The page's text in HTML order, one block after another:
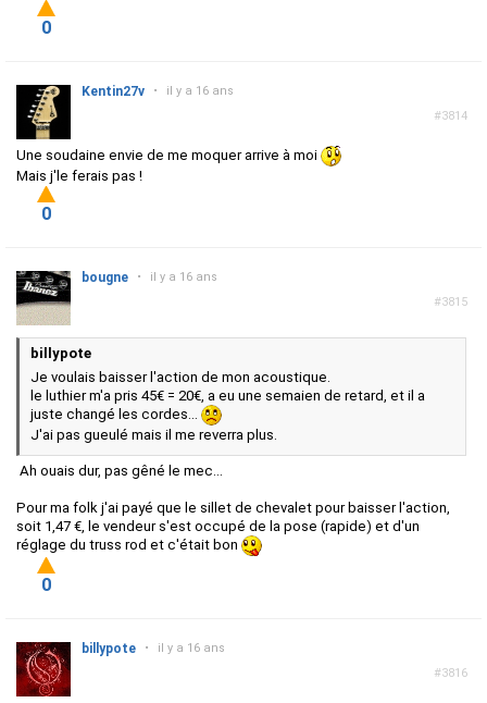
0
#3814
Kentin27v • il y a 16 ans
Une soudaine envie de me moquer arrive à moi
Mais j'le ferais pas !
0
#3815
bougne • il y a 16 ans
billypote
Je voulais baisser l'action de mon acoustique.
le luthier m'a pris 45€ = 20€, a eu une semaien de retard, et il a
juste changé les cordes...
J'ai pas gueulé mais il me reverra plus.
Ah ouais dur, pas gêné le mec...
Pour ma folk j'ai payé que le sillet de chevalet pour baisser l'action,
soit 1,47 €, le vendeur s'est occupé de la pose (rapide) et d'un
réglage du truss rod et c'était bon
0
#3816
billypote • il y a 16 ans